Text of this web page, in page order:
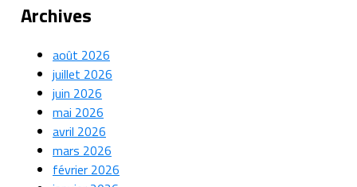
Archives
août 2026
juillet 2026
juin 2026
mai 2026
avril 2026
mars 2026
février 2026